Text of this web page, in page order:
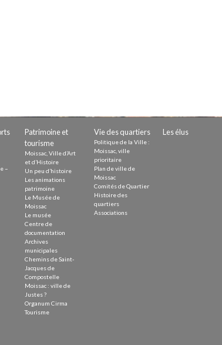
–
Patrimoine et
tourisme
Moissac, Ville d’Art
et d’Histoire
Un peu d’histoire
Les animations
patrimoine
Le Musée de
Moissac
Le musée
Centre de
documentation
Archives
municipales
Chemins de Saint-
Jacques de
Compostelle
Moissac : ville de
Justes ?
Organum Cirma
Tourisme
Vie des quartiers
Politique de la Ville :
Moissac, ville
prioritaire
Plan de ville de
Moissac
Comités de Quartier
Histoire des
quartiers
Associations
Les élus